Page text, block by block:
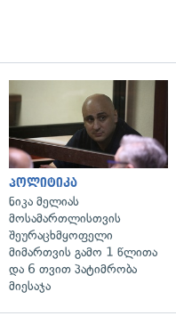
პოლიტიკა
ნიკა მელიას
მოსამართლისთვის
შეურაცხმყოფელი
მიმართვის გამო 1 წლითა
და 6 თვით პატიმრობა
მიესაჯა